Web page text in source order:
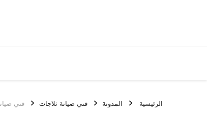
الرئيسية المدونة فني صيانة ثلاجات فني صيانة ثلاجات